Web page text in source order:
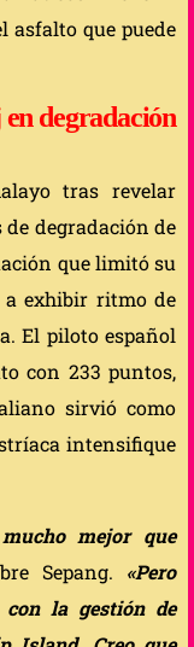
asfalto que puede
degradación
tras revelar
degradación de
que limitó su
exhibir ritmo de
El piloto español
con 233 puntos,
sirvió como
intensifique
mejor que
Sepang. «Pero
la gestión de